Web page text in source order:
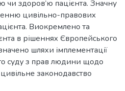
чи здоров’ю пацієнта. Значну
цивільно-правових
Виокремлено та
в рішеннях Європейського
шляхи імплементації
суду з прав людини щодо
законодавство